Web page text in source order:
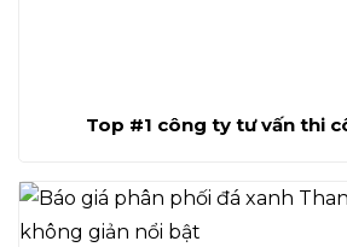
Top #1 công ty tư vấn thi